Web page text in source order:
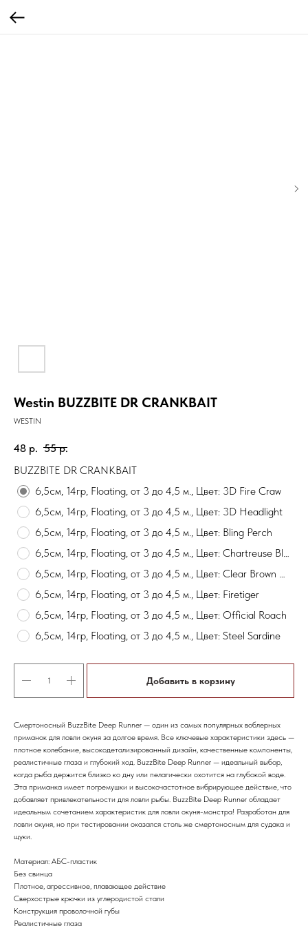
Westin BUZZBITE DR CRANKBAIT
WESTIN
48 р. 55 р.
BUZZBITE DR CRANKBAIT
6,5см, 14гр, Floating, от 3 до 4,5 м., Цвет: 3D Fire Craw
6,5см, 14гр, Floating, от 3 до 4,5 м., Цвет: 3D Headlight
6,5см, 14гр, Floating, от 3 до 4,5 м., Цвет: Bling Perch
6,5см, 14гр, Floating, от 3 до 4,5 м., Цвет: Chartreuse Blue Craw
6,5см, 14гр, Floating, от 3 до 4,5 м., Цвет: Clear Brown Craw
6,5см, 14гр, Floating, от 3 до 4,5 м., Цвет: Firetiger
6,5см, 14гр, Floating, от 3 до 4,5 м., Цвет: Official Roach
6,5см, 14гр, Floating, от 3 до 4,5 м., Цвет: Steel Sardine
Добавить в корзину
Смертоносный BuzzBite Deep Runner — один из самых популярных воблерных
приманок для ловли окуня за долгое время. Все ключевые характеристики здесь —
плотное колебание, высокодетализированный дизайн, качественные компоненты,
реалистичные глаза и глубокий ход. BuzzBite Deep Runner — идеальный выбор,
когда рыба держится близко ко дну или пелагически охотится на глубокой воде.
Эта приманка имеет погремушки и высокочастотное вибрирующее действие, что
добавляет привлекательности для ловли рыбы. BuzzBite Deep Runner обладает
идеальным сочетанием характеристик для ловли окуня-монстра! Разработан для
ловли окуня, но при тестировании оказался столь же смертоносным для судака и
щуки.
Материал: АБС-пластик
Без свинца
Плотное, агрессивное, плавающее действие
Сверхострые крючки из углеродистой стали
Конструкция проволочной губы
Реалистичные глаза